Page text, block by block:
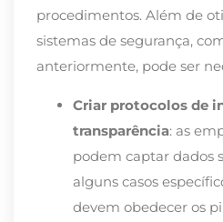
procedimentos. Além de
sistemas de segurança,
anteriormente, pode ser
Criar protocolos de
transparência: as
podem captar dados
alguns casos
devem obedecer os